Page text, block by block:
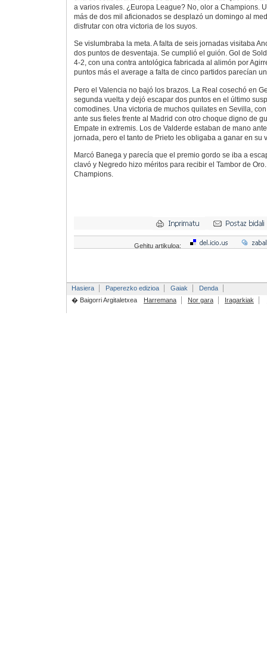
a varios rivales. ¿Europa League? No, olor a Champions.
más de dos mil aficionados se desplazó un domingo al
disfrutar con otra victoria de los suyos.
Se vislumbraba la meta. A falta de seis jornadas visitaba
dos puntos de desventaja. Se cumplió el guión. Gol de
4-2, con una contra antológica fabricada al alimón por
puntos más el average a falta de cinco partidos parecían
Pero el Valencia no bajó los brazos. La Real cosechó en
segunda vuelta y dejó escapar dos puntos en el último
comodines. Una victoria de muchos quilates en Sevilla,
ante sus fieles frente al Madrid con otro choque digno de
Empate in extremis. Los de Valderde estaban de mano
jornada, pero el tanto de Prieto les obligaba a ganar en su
Marcó Banega y parecía que el premio gordo se iba a
clavó y Negredo hizo méritos para recibir el Tambor de
Champions.
Gehitu artikuloa:
Hasiera Paperezko edizioa Gaiak
Denda
� Baigorri Argitaletxea
Harremana Nor gara Iragarkiak